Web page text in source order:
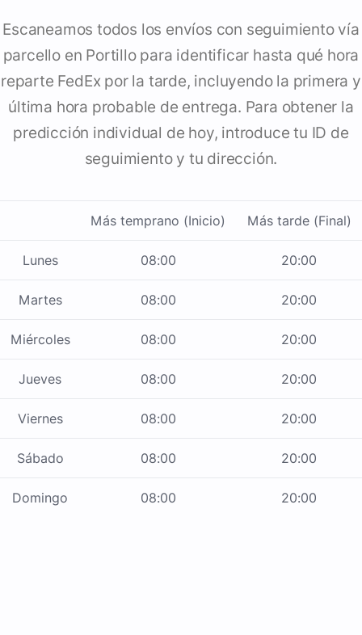
Escaneamos todos los envíos con seguimiento vía
parcello en Portillo para identificar hasta qué hora
reparte FedEx por la tarde, incluyendo la primera y
última hora probable de entrega. Para obtener la
predicción individual de hoy, introduce tu ID de
seguimiento y tu dirección.
Más temprano (Inicio) Más tarde (Final)
Lunes 08:00 20:00
Martes 08:00 20:00
Miércoles 08:00 20:00
Jueves 08:00 20:00
Viernes 08:00 20:00
Sábado 08:00 20:00
Domingo 08:00 20:00